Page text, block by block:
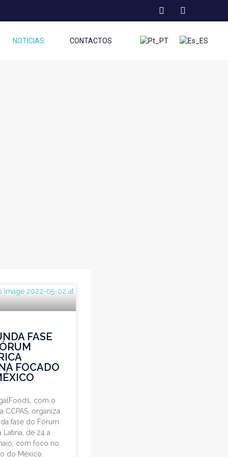
NOTICIAS CONTACTOS
FASE
FOCADO
com o
CCPAS, organiza
fase do Fórum
Latina, de 24 a
com foco no
do México.